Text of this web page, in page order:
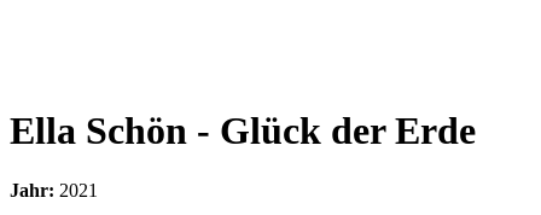
Ella Schön - Glück der Erde
Jahr: 2021